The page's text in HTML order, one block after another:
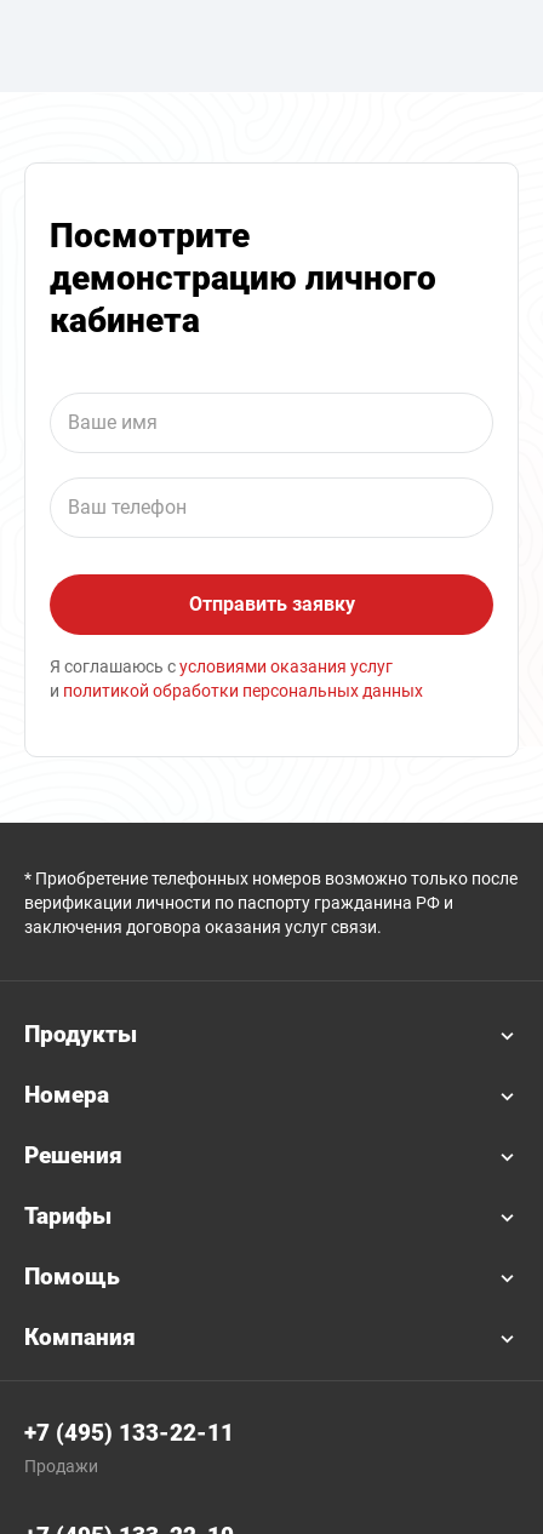
Посмотрите
демонстрацию личного
кабинета
Я соглашаюсь сусловиями оказания услуг
и политикой обработки персональных данных
* Приобретение телефонных номеров возможно только после
верификации личности по паспорту гражданина РФ и
заключения договора оказания услуг связи.
Продукты
Номера
Решения
Тарифы
Помощь
Компания
+7 (495) 133-22-11
Продажи